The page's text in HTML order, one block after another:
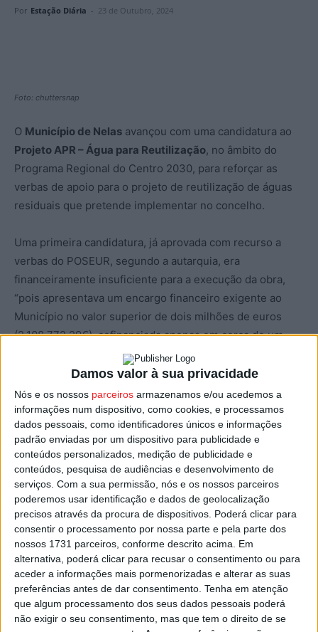
Damos valor à sua privacidade
Nós e os nossos parceiros armazenamos e/ou acedemos a
informações num dispositivo, como cookies, e processamos
dados pessoais, como identificadores únicos e informações
padrão enviadas por um dispositivo para publicidade e
conteúdos personalizados, medição de publicidade e
conteúdos, pesquisa de audiências e desenvolvimento de
serviços. Com a sua permissão, nós e os nossos parceiros
poderemos usar identificação e dados de geolocalização
precisos através da procura de dispositivos. Poderá clicar para
consentir o processamento por nossa parte e pela parte dos
nossos 1731 parceiros, conforme descrito acima. Em
alternativa, poderá clicar para recusar o consentimento ou para
aceder a informações mais pormenorizadas e alterar as suas
preferências antes de dar consentimento. Tenha em atenção
que algum processamento dos seus dados pessoais poderá
não exigir o seu consentimento, mas que tem o direito de se
Por Estação Diária - 23 de Outubro, 2024
Foto: chuttersnap
O Município de Nelas avançou com uma candidatura ao
Projeto APR – Água para Reutilização, no âmbito do
Programa Regional do Centro 2030, para reforçar as
verbas de apoio para o projeto de reutilização de águas
residuais que pretende implementar no concelho.
Uma primeira candidatura, já aprovada com recurso a
verbas do POSEUR, segundo a autarquia, era
financeiramente insuficiente para a execução da obra,
“pois apresentava um encargo financeiro exigente ao
Município no valor superior de dois milhões de euros
(2.108.772,29€), cofinanciada apenas em cerca de um
milhão e duzentos mil euros (1.228.807,27€), para um
valor total de três milhões trezentos e trinta e sete mil
euros (3.337.579,56€)”, informou o executivo liderado
por Joaquim Amaral.
Com o projeto que pretende concretizar, o Município de
Nelas garante que “será um exemplo no âmbito do
tratamento de águas residuais, com capacidade para
tratar mais de 640 mil metros cúbicos de água residual
tratada/ano”, acrescentando que “este projeto gera uma
poupança ao Município superior a 100 mil euros/ano na
compra de água tratada para abastecimento de consumo
doméstico”, prevendo que, “em breve, a água residual da
ETAR Nelas III será tratada de forma controlada e
adequada, em perfeitas condições de ser novamente